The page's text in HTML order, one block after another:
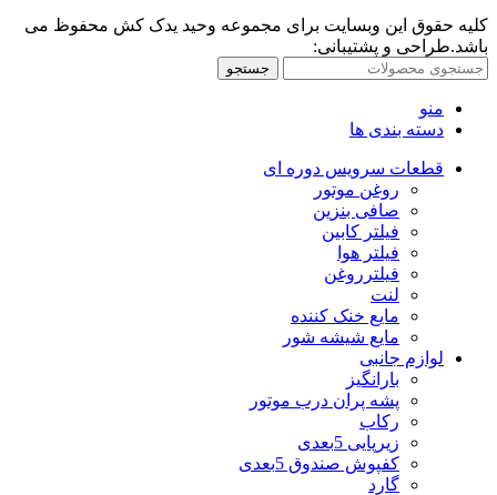
کلیه حقوق این وبسایت برای مجموعه وحید یدک کش محفوظ می
باشد.طراحی و پشتیبانی:
جستجو
منو
دسته بندی ها
قطعات سرویس دوره ای
روغن موتور
صافی بنزین
فیلتر کابین
فیلتر هوا
فیلترروغن
لنت
مایع خنک کننده
مایع شیشه شور
لوازم جانبی
بارانگیز
پشه پران درب موتور
رکاب
زیرپایی 5بعدی
کفپوش صندوق 5بعدی
گارد